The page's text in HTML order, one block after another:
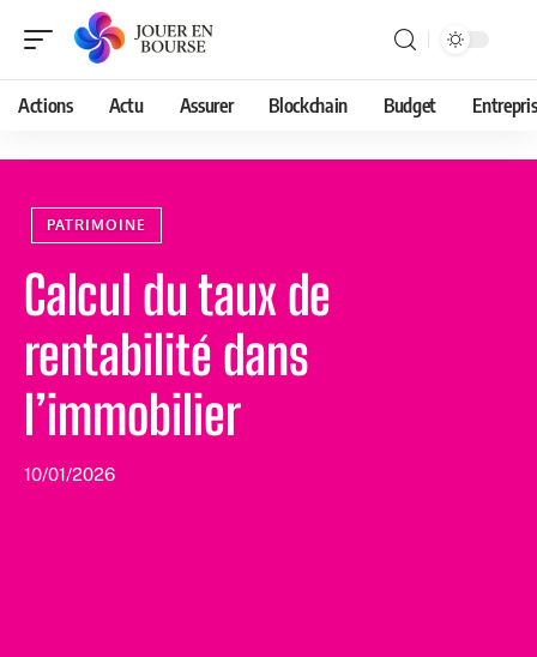
Actions Actu Assurer Blockchain Budget
PATRIMOINE
Calcul du taux de
rentabilité dans
l’immobilier
10/01/2026